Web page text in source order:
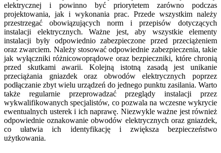
elektrycznej i powinno być priorytetem zarówno podczas
projektowania, jak i wykonania prac. Przede wszystkim należy
przestrzegać obowiązujących norm i przepisów dotyczących
instalacji elektrycznych. Ważne jest, aby wszystkie elementy
instalacji były odpowiednio zabezpieczone przed przeciążeniem
oraz zwarciem. Należy stosować odpowiednie zabezpieczenia, takie
jak wyłączniki różnicowoprądowe oraz bezpieczniki, które chronią
przed skutkami awarii. Kolejną istotną zasadą jest unikanie
przeciążania gniazdek oraz obwodów elektrycznych poprzez
podłączanie zbyt wielu urządzeń do jednego punktu zasilania. Warto
także regularnie przeprowadzać przeglądy instalacji przez
wykwalifikowanych specjalistów, co pozwala na wczesne wykrycie
ewentualnych usterek i ich naprawę. Niezwykle ważne jest również
odpowiednie oznakowanie obwodów elektrycznych oraz gniazdek,
co ułatwia ich identyfikację i zwiększa bezpieczeństwo
użytkowania.